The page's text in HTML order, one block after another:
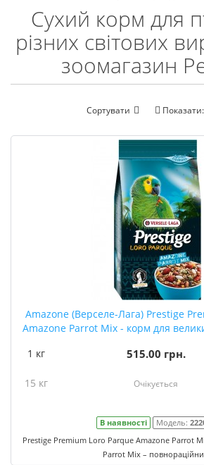
Сухий корм для
різних світових
зоомагазин
Сортувати Показати:
Amazone (Верселе-Лага) Prestige
Amazone Parrot Mix - корм для
1 кг
515.00 грн.
15 кг Очікується
В наявності Модель:
Prestige Premium Loro Parque Amazone Parrot
Parrot Mix –